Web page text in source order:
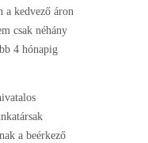
a kedvező áron
csak néhány
4 hónapig
a beérkező